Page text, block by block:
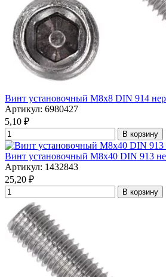
Винт установочный М8х8 DIN 914
Артикул: 6980427
5,10 ₽
В корзину
Винт установочный М8х40 DIN 913
Артикул: 1432843
25,20 ₽
В корзину